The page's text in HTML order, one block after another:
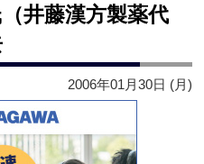
（井藤漢方製薬代
2006年01月30日 (月)